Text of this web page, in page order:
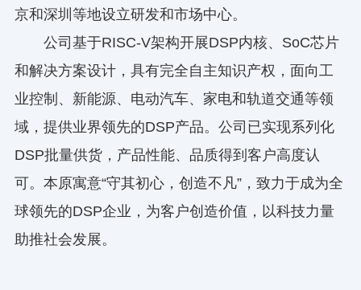
京和深圳等地设立研发和市场中心。
公司基于RISC-V架构开展DSP内核、SoC芯片
和解决方案设计，具有完全自主知识产权，面向工
业控制、新能源、电动汽车、家电和轨道交通等领
域，提供业界领先的DSP产品。公司已实现系列化
DSP批量供货，产品性能、品质得到客户高度认
可。本原寓意“守其初心，创造不凡”，致力于成为全
球领先的DSP企业，为客户创造价值，以科技力量
助推社会发展。